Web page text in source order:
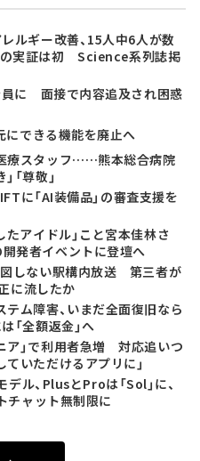
ルギー改善、15人中6人が数
実証は初 Science系列誌掲
員に 面接で内容追及され困惑
にできる機能を廃止へ
療スタッフ……熊本総合病院
「尊敬」
に「AI装備品」の審査支援を
たアイドル」こと宮本佳林さ
発者イベントに登壇へ
図しない駅構内放送 第三者が
に流したか
テム障害、いまだ全面復旧なら
全額返金」へ
ア」で利用者急増 対応追いつ
いただけるアプリに」
ル、PlusとProは「Sol」に、
チャット無制限に